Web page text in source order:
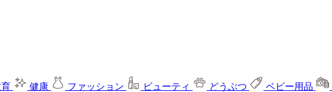
健康 ファッション ビューティ どうぶつ ベビー用品